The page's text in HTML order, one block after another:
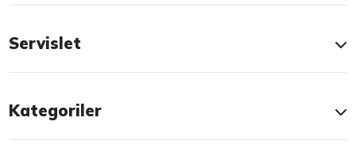
Servislet
Kategoriler